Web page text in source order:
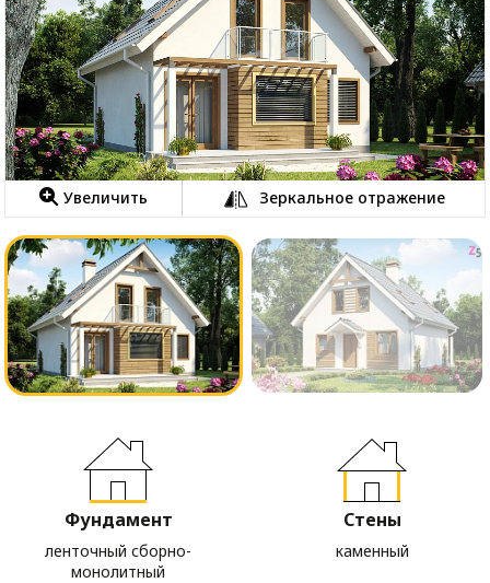
Увеличить Зеркальное отражение
Фундамент
ленточный сборно-
монолитный
Стены
каменный